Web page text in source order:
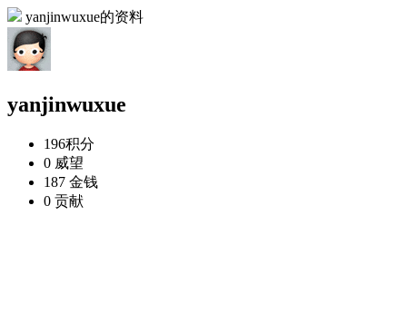
yanjinwuxue的资料
yanjinwuxue
196积分
0 威望
187 金钱
0 贡献